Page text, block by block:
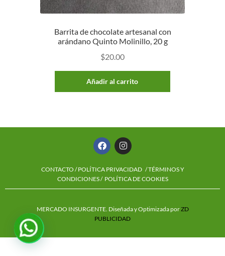
Barrita de chocolate artesanal con
arándano Quinto Molinillo, 20 g
$20.00
Añadir al carrito
CONTACTO /POLÍTICA PRIVACIDAD / TÉRMINOS Y
CONDICIONES / POLÍTICA DE COOKIES
MERCADO INSURGENTE. Diseñada y Optimizada porZD
PUBLICIDAD